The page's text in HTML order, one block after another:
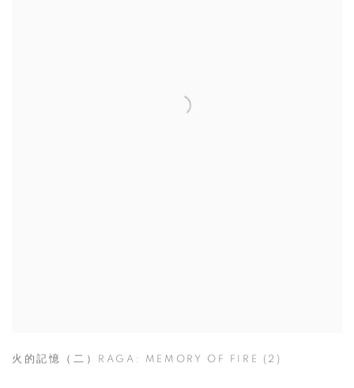
火的記憶（二）RAGA: MEMORY OF FIRE (2)